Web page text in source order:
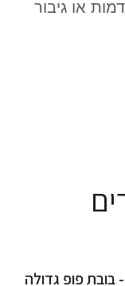
או גיבור
POP- בובת פופ גדולה